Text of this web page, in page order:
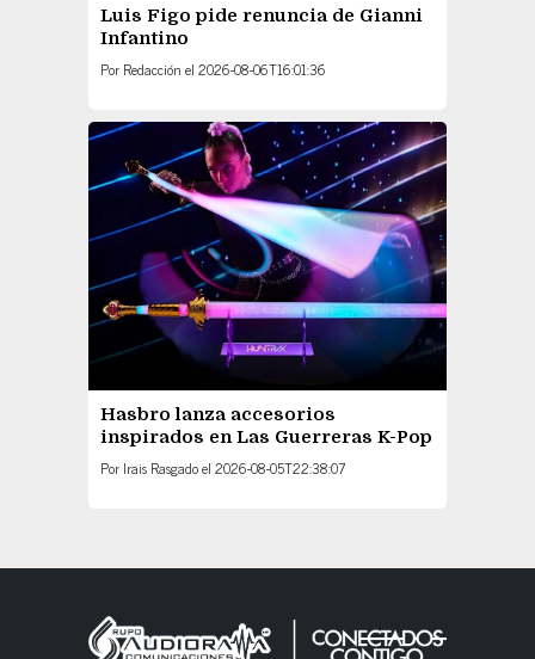
Luis Figo pide renuncia de Gianni
Infantino
Por Redacción el 2026-08-06T16:01:36
Hasbro lanza accesorios
inspirados en Las Guerreras K-Pop
Por Irais Rasgadoel 2026-08-05T22:38:07